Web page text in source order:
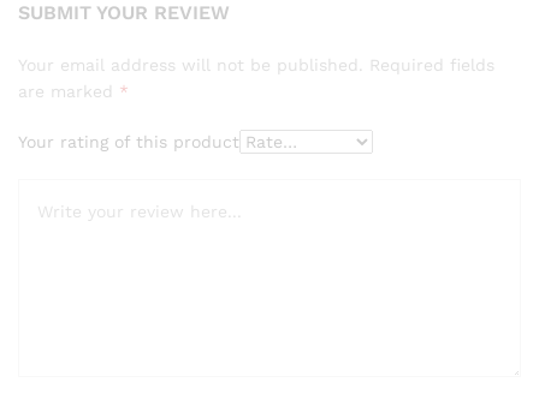
SUBMIT YOUR REVIEW
Your email address will not be published. Required fields
are marked *
Your rating of this product